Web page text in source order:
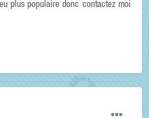
plus populaire donc contactez moi